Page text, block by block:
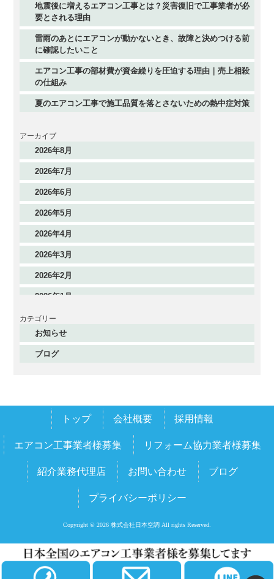
地震後に増えるエアコン工事とは？災害復旧で工事業者が必
要とされる理由
雷雨のあとにエアコンが動かないとき、故障と決めつける前
に確認したいこと
エアコン工事の部材費が資金繰りを圧迫する理由｜売上相殺
の仕組み
夏のエアコン工事で施工品質を落とさないための熱中症対策
アーカイブ
2026年8月
2026年7月
2026年6月
2026年5月
2026年4月
2026年3月
2026年2月
2026年1月
2025年12月
2025年11月
2025年10月
2025年7月
2025年6月
2025年2月
2025年1月
2024年12月
カテゴリー
お知らせ
ブログ
トップ 会社概要 採用情報
エアコン工事業者様募集 リフォーム協力業者様募集
紹介業務代理店 お問い合わせ ブログ
プライバシーポリシー
Copyright © 2026 株式会社日本空調 All rights Reserved.